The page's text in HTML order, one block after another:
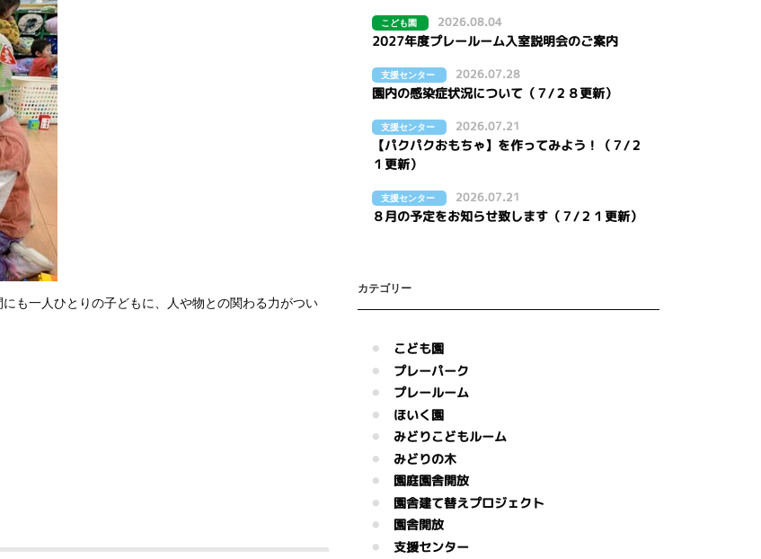
も一人ひとりの子どもに、人や物との関わる力がつい
こども園 2026.08.04
2027年度プレールーム入室説明会のご案内
支援センター 2026.07.28
園内の感染症状況について（７/２８更新）
支援センター 2026.07.21
【パクパクおもちゃ】を作ってみよう！（７/２
１更新）
支援センター 2026.07.21
８月の予定をお知らせ致します（７/２１更新）
カテゴリー
こども園
プレーパーク
プレールーム
ほいく園
みどりこどもルーム
みどりの木
園庭園舎開放
園舎建て替えプロジェクト
園舎開放
支援センター